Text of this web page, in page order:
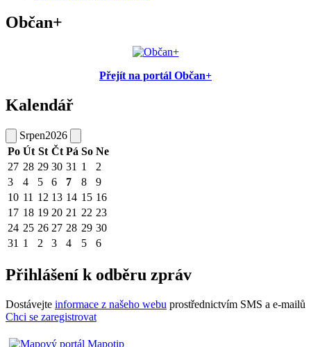
Občan+
Přejít na portál Občan+
Kalendář
Srpen2026
Po Út St Čt Pá So Ne
27 28 29 30 31 1
2
3
4 5 6 7 8
9
10 11 12 13 14 15 16
17 18 19 20 21 22 23
24 25 26 27 28 29 30
31 1 2 3 4 5 6
Přihlášení k odběru zpráv
Dostávejte informace z našeho webu prostřednictvím SMS a e-mailů
Chci se zaregistrovat